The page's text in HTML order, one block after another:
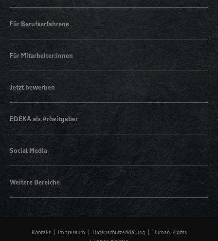
Für Berufserfahrene
Für Mitarbeiter:innen
Jetzt bewerben
EDEKA als Arbeitgeber
Social Media
Weitere Bereiche
Kontakt Impressum Datenschutzerklärung
Human Rights